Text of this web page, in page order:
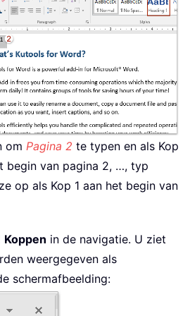
om Pagina 2 te typen en als Kop
begin van pagina 2, …, typ
op als Kop 1 aan het begin van
Koppen in de navigatie. U ziet
weergegeven als
schermafbeelding: